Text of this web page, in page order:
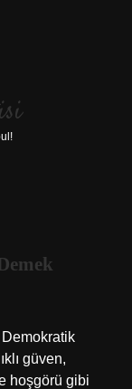
güven,
hoşgörü gibi